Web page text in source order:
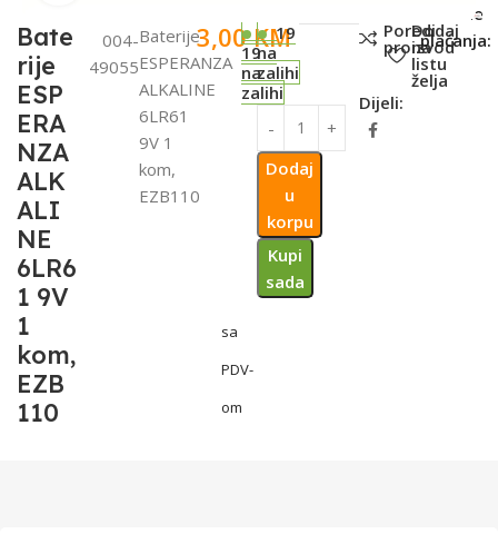
Bate
rije
ESP
ERA
NZA
ALK
ALI
NE
6LR6
1 9V
1
kom,
EZB
110
004-
49055
Baterije
ESPERANZA
ALKALINE
6LR61
9V 1
kom,
EZB110
3,00KM
sa
PDV-
om
19
na
zalihi
19
na
zalihi
Dodaj
u
korpu
Kupi
sada
Poredi
proizvod
Dodaj
na
listu
želja
Dijeli:
Metode
plaćanja: